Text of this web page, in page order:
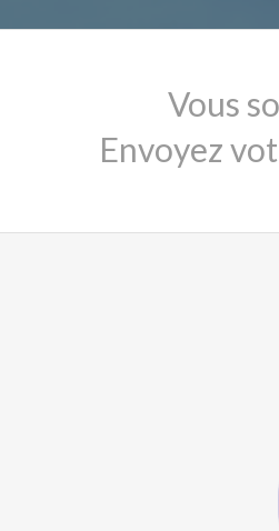
Vous
Envoyez